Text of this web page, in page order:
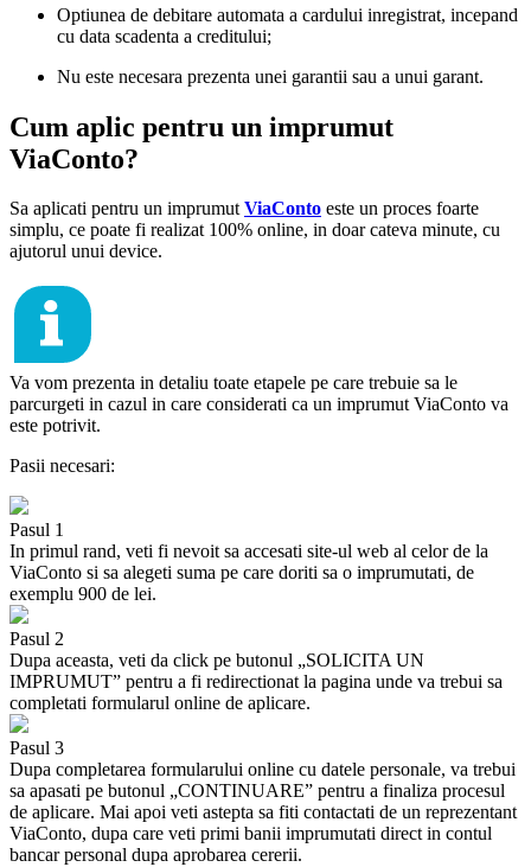
Optiunea de debitare automata a cardului inregistrat, incepand
cu data scadenta a creditului;
Nu este necesara prezenta unei garantii sau a unui garant.
Cum aplic pentru un imprumut
ViaConto?
Sa aplicati pentru un imprumutViaConto este un proces foarte
simplu, ce poate fi realizat 100% online, in doar cateva minute, cu
ajutorul unui device.
Va vom prezenta in detaliu toate etapele pe care trebuie sa le
parcurgeti in cazul in care considerati ca un imprumut ViaConto va
este potrivit.
Pasii necesari:
Pasul 1
In primul rand, veti fi nevoit sa accesati site-ul web al celor de la
ViaConto si sa alegeti suma pe care doriti sa o imprumutati, de
exemplu 900 de lei.
Pasul 2
Dupa aceasta, veti da click pe butonul „SOLICITA UN
IMPRUMUT” pentru a fi redirectionat la pagina unde va trebui sa
completati formularul online de aplicare.
Pasul 3
Dupa completarea formularului online cu datele personale, va trebui
sa apasati pe butonul „CONTINUARE” pentru a finaliza procesul
de aplicare. Mai apoi veti astepta sa fiti contactati de un reprezentant
ViaConto, dupa care veti primi banii imprumutati direct in contul
bancar personal dupa aprobarea cererii.